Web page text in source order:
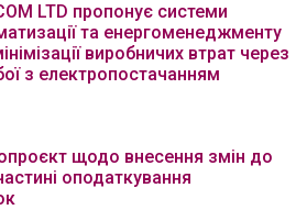
LTD пропонує системи
та енергоменеджменту
виробничих втрат через
з електропостачанням
щодо внесення змін до
оподаткування